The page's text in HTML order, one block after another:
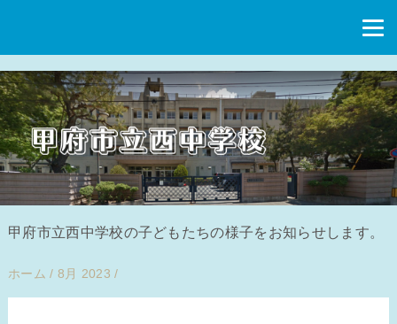
甲府市立西中学校の子どもたちの様子をお知らせします。
ホーム / 8月 2023 /